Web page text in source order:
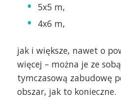
5x5 m,
4x6 m,
jak i większe, nawet o
więcej – można je ze
tymczasową zabudowę
obszar, jak to konieczne.